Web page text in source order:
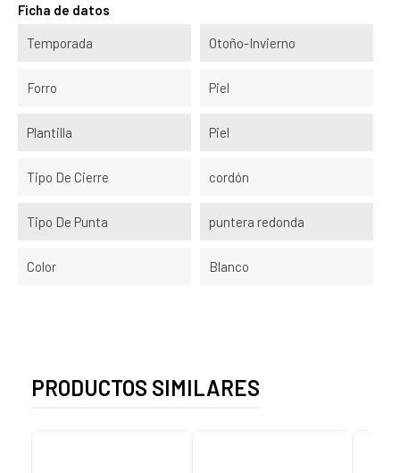
Ficha de datos
Temporada Otoño-Invierno
Forro Piel
Plantilla Piel
Tipo De Cierre cordón
Tipo De Punta puntera redonda
Color Blanco
PRODUCTOS SIMILARES